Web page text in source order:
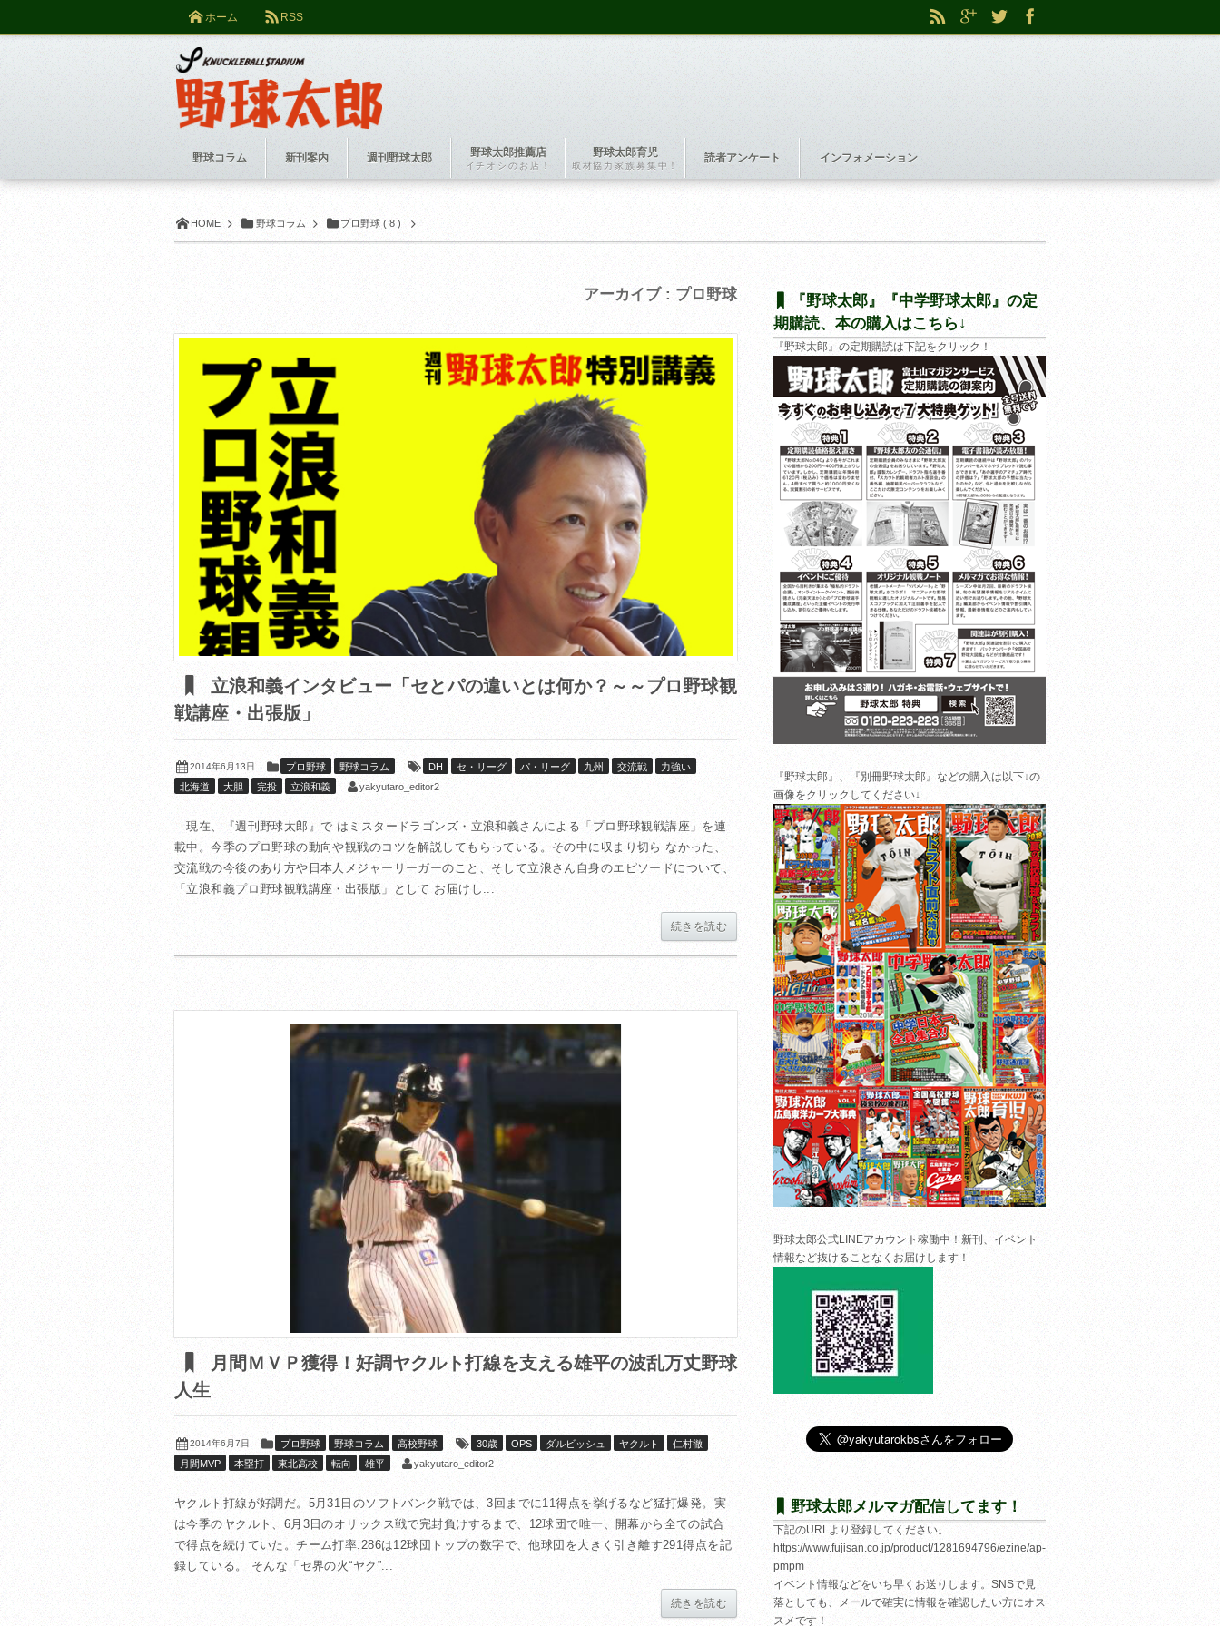
HOME 野球コラム プロ野球 ( 8 )
アーカイブ : プロ野球
立浪和義インタビュー「セとパの違いとは何か？～～プロ野球観
戦講座・出張版」
2014年6月13日 プロ野球 野球コラム DH セ・リーグ パ・リーグ 九州 交流戦
力強い
北海道
大胆 完投 立浪和義 yakyutaro_editor2
現在、『週刊野球太郎』で はミスタードラゴンズ・立浪和義さんによる「プロ野球観戦講座」を連
載中。今季のプロ野球の動向や観戦のコツを解説してもらっている。その中に収まり切ら なかった、
交流戦の今後のあり方や日本人メジャーリーガーのこと、そして立浪さん自身のエピソードについて、
「立浪和義プロ野球観戦講座・出張版」として お届けし...
続きを読む
月間ＭＶＰ獲得！好調ヤクルト打線を支える雄平の波乱万丈野球
人生
2014年6月7日 プロ野球 野球コラム 高校野球 30歳 OPS ダルビッシュ ヤクルト
仁村徹
月間MVP
本塁打 東北高校 転向 雄平 yakyutaro_editor2
ヤクルト打線が好調だ。5月31日のソフトバンク戦では、3回までに11得点を挙げるなど猛打爆発。実
は今季のヤクルト、6月3日のオリックス戦で完封負けするまで、12球団で唯一、開幕から全ての試合
で得点を続けていた。チーム打率.286は12球団トップの数字で、他球団を大きく引き離す291得点を記
録している。 そんな「セ界の火“ヤク”...
続きを読む
『野球太郎』『中学野球太郎』の定
期購読、本の購入はこちら↓
『野球太郎』の定期購読は下記をクリック！
『野球太郎』、『別冊野球太郎』などの購入は以下↓の
画像をクリックしてください↓
野球太郎公式LINEアカウント稼働中！新刊、イベント
情報など抜けることなくお届けします！
野球太郎メルマガ配信してます！
下記のURLより登録してください。
https://www.fujisan.co.jp/product/1281694796/ezine/ap-
pmpm
イベント情報などをいち早くお送りします。SNSで見
落としても、メールで確実に情報を確認したい方にオス
スメです！
ホーム RSS
野球コラム 新刊案内 週刊野球太郎 野球太郎推薦店
イチオシのお店！
野球太郎育児
取材協力家族募集中！
読者アンケート インフォメーション